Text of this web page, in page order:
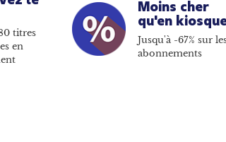
titres
en
Moins cher
qu'en
Jusqu'à -67% sur
abonnements